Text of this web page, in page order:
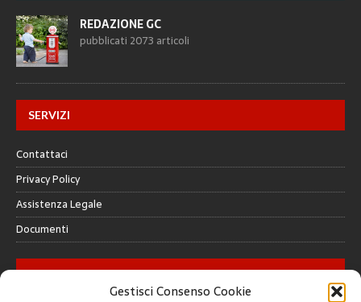
Gestisci Consenso Cookie
REDAZIONE GC
pubblicati 2073 articoli
SERVIZI
Contattaci
Privacy Policy
Assistenza Legale
Documenti
GALLERY